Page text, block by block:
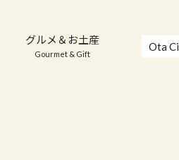
グルメ＆お土産
Gourmet & Gift
Ota